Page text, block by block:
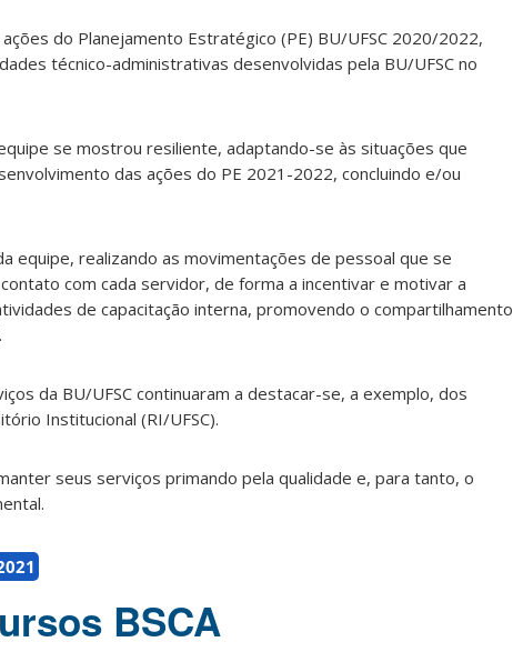
do Planejamento Estratégico (PE) BU/UFSC 2020/2022,
técnico-administrativas desenvolvidas pela BU/UFSC no
se mostrou resiliente, adaptando-se às situações que
das ações do PE 2021-2022, concluindo e/ou
equipe, realizando as movimentações de pessoal que se
com cada servidor, de forma a incentivar e motivar a
de capacitação interna, promovendo o compartilhamento
da BU/UFSC continuaram a destacar-se, a exemplo, dos
Institucional (RI/UFSC).
seus serviços primando pela qualidade e, para tanto, o
BSCA